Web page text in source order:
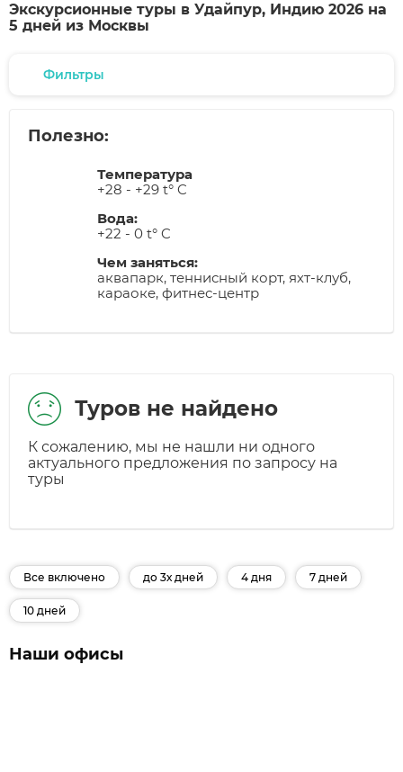
Экскурсионные туры в Удайпур, Индию 2026 на
5 дней из Москвы
Фильтры
Полезно:
Температура
+28 - +29 t° C
Вода:
+22 - 0 t° C
Чем заняться:
аквапарк, теннисный корт, яхт-клуб,
караоке, фитнес-центр
Туров не найдено
К сожалению, мы не нашли ни одного
актуального предложения по запросу на
туры
Все включено до 3х дней 4 дня 7 дней
10 дней
Наши офисы